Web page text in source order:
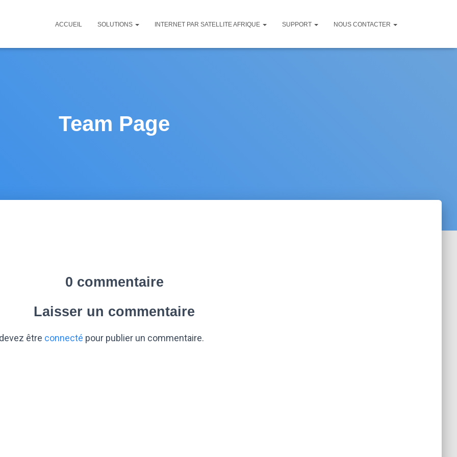
ACCUEIL SOLUTIONS INTERNET PAR SATELLITE AFRIQUE SUPPORT NOUS CONTACTER
Team Page
0 commentaire
Laisser un commentaire
être connecté pour publier un commentaire.